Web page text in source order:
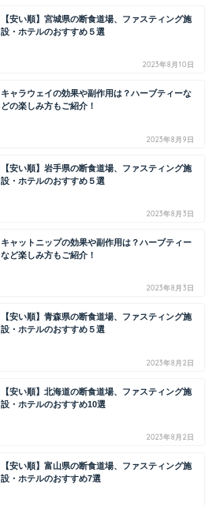
【安い順】宮城県の断食道場、ファスティング施
設・ホテルのおすすめ５選
2023年8月10日
キャラウェイの効果や副作用は？ハーブティーな
どの楽しみ方もご紹介！
2023年8月9日
【安い順】岩手県の断食道場、ファスティング施
設・ホテルのおすすめ５選
2023年8月3日
キャットニップの効果や副作用は？ハーブティー
など楽しみ方もご紹介！
2023年8月3日
【安い順】青森県の断食道場、ファスティング施
設・ホテルのおすすめ５選
2023年8月2日
【安い順】北海道の断食道場、ファスティング施
設・ホテルのおすすめ10選
2023年8月2日
【安い順】富山県の断食道場、ファスティング施
設・ホテルのおすすめ7選